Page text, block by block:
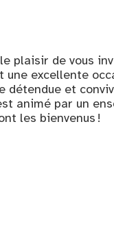
plaisir de vous
une excellente
détendue et
animé par un
les bienvenus !